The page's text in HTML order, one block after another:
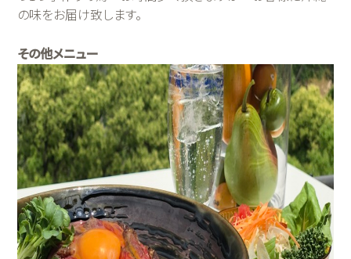
の味をお届け致します。
その他メニュー